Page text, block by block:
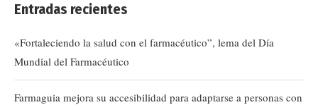
Entradas recientes
«Fortaleciendo la salud con el farmacéutico”, lema del Día
Mundial del Farmacéutico
Farmaguia mejora su accesibilidad para adaptarse a personas con